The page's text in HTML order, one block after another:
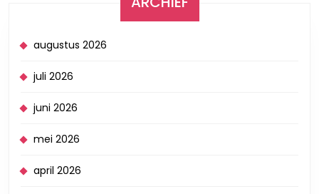
augustus 2026
juli 2026
juni 2026
mei 2026
april 2026